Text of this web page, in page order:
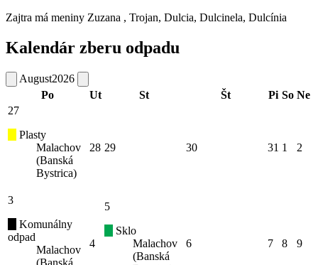
Zajtra má meniny Zuzana , Trojan, Dulcia, Dulcinela, Dulcínia
Kalendár zberu odpadu
August2026
Po
Ut St Št Pi So Ne
27
Plasty
Malachov
(Banská
Bystrica)
28 29 30 31 1 2
3
Komunálny
odpad
Malachov
(Banská
4
5
Sklo
Malachov
(Banská
6 7 8 9